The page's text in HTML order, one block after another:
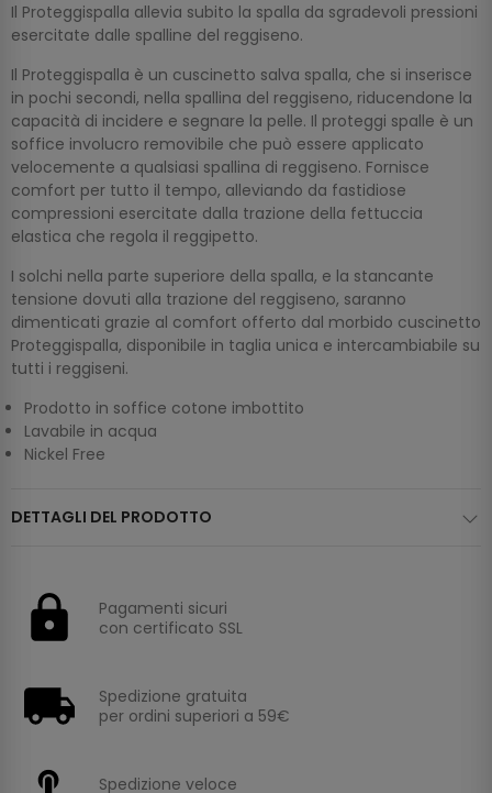
Il Proteggispalla allevia subito la spalla da sgradevoli pressioni
esercitate dalle spalline del reggiseno.
Il Proteggispalla è un cuscinetto salva spalla, che si inserisce
in pochi secondi, nella spallina del reggiseno, riducendone la
capacità di incidere e segnare la pelle. Il proteggi spalle è un
soffice involucro removibile che può essere applicato
velocemente a qualsiasi spallina di reggiseno. Fornisce
comfort per tutto il tempo, alleviando da fastidiose
compressioni esercitate dalla trazione della fettuccia
elastica che regola il reggipetto.
I solchi nella parte superiore della spalla, e la stancante
tensione dovuti alla trazione del reggiseno, saranno
dimenticati grazie al comfort offerto dal morbido cuscinetto
Proteggispalla, disponibile in taglia unica e intercambiabile su
tutti i reggiseni.
Prodotto in soffice cotone imbottito
Lavabile in acqua
Nickel Free
DETTAGLI DEL PRODOTTO
Pagamenti sicuri
con certificato SSL
Spedizione gratuita
per ordini superiori a 59€
Spedizione veloce